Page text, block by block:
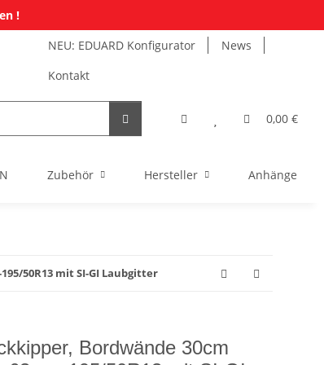
!
NEU: EDUARD Konfigurator
News
Kontakt
0,00 €
Zubehör Hersteller Anhänger
50R13 mit SI-GI Laubgitter
Bordwände 30cm